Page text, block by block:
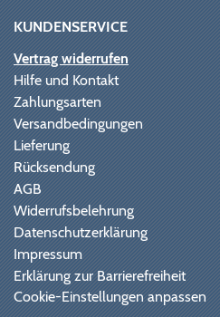
KUNDENSERVICE
Vertrag widerrufen
Hilfe und Kontakt
Zahlungsarten
Versandbedingungen
Lieferung
Rücksendung
AGB
Widerrufsbelehrung
Datenschutzerklärung
Impressum
Erklärung zur Barrierefreiheit
Cookie-Einstellungen anpassen